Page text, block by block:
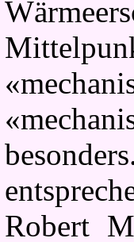
Robert